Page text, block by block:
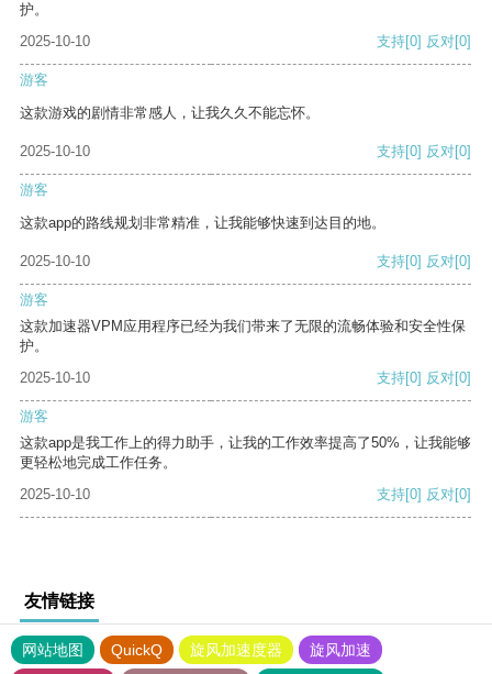
护。
2025-10-10
支持[0] 反对[0]
游客
这款游戏的剧情非常感人，让我久久不能忘怀。
2025-10-10 支持[0] 反对[0]
游客
这款app的路线规划非常精准，让我能够快速到达目的地。
2025-10-10 支持[0] 反对[0]
游客
这款加速器VPM应用程序已经为我们带来了无限的流畅体验和安全性保
护。
2025-10-10
支持[0] 反对[0]
游客
这款app是我工作上的得力助手，让我的工作效率提高了50%，让我能够
更轻松地完成工作任务。
2025-10-10
支持[0] 反对[0]
友情链接
网站地图 QuickQ 旋风加速度器 旋风加速